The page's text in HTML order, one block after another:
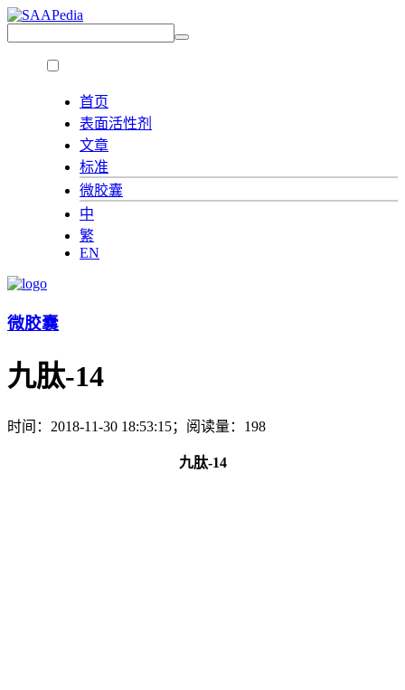
首页
表面活性剂
文章
标准
微胶囊
中
繁
EN
微胶囊
九肽-14
时间：2018-11-30 18:53:15；阅读量：198
九肽-14